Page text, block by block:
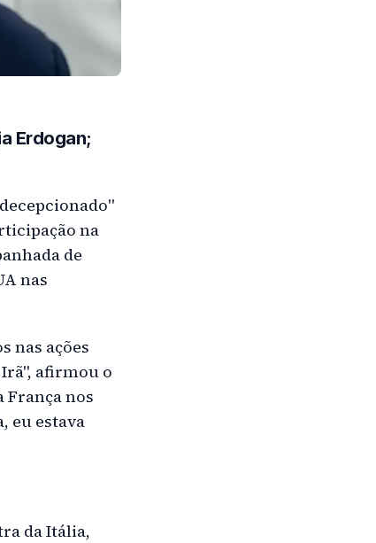
Erdogan;
na
de
nas
nas ações
afirmou o
nos
eu estava
da Itália,